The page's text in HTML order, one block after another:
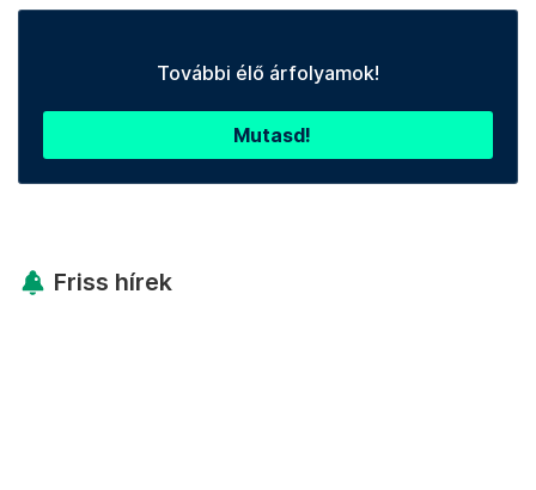
További élő árfolyamok!
Mutasd!
Friss hírek